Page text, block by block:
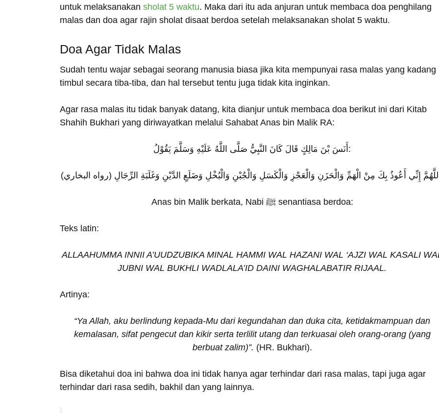
untuk melaksanakan sholat 5 waktu. Maka dari itu ada anjuran untuk membaca doa penghilang
malas dan doa agar rajin sholat disaat berdoa setelah melaksanakan sholat 5 waktu.
Doa Agar Tidak Malas
Sudah tentu wajar sebagai seorang manusia biasa jika kita mempunyai rasa malas yang kadang
timbul secara tiba-tiba, dan hal tersebut tentu juga tidak kita inginkan.
Agar rasa malas itu tidak banyak datang, kita dianjur untuk membaca doa berikut ini dari Kitab
Shahih Bukhari yang diriwayatkan melalui Sahabat Anas bin Malik RA:
أَنَسَ بْنَ مَالِكٍ قَالَ كَانَ النَّبِيُّ صَلَّى اللَّهُ عَلَيْهِ وَسَلَّمَ يَقُوْلُ:
Anas bin Malik berkata, Nabi ﷺ senantiasa berdoa:
Teks latin:
ALLAAHUMMA INNII A’UUDZUBIKA MINAL HAMMI WAL HAZANI WAL ‘AJZI WAL KASALI
JUBNI WAL BUKHLI WADLALA’ID DAINI WAGHALABATIR RIJAAL.
Artinya:
“Ya Allah, aku berlindung kepada-Mu dari kegundahan dan duka cita, ketidakmampuan dan
kemalasan, sifat pengecut dan kikir serta terlilit utang dan terkuasai oleh orang-orang (yang
berbuat zalim)”. (HR. Bukhari).
Bisa diketahui doa ini bahwa doa ini tidak hanya agar terhindar dari rasa malas, tapi juga agar
terhindar dari rasa sedih, bakhil dan yang lainnya.